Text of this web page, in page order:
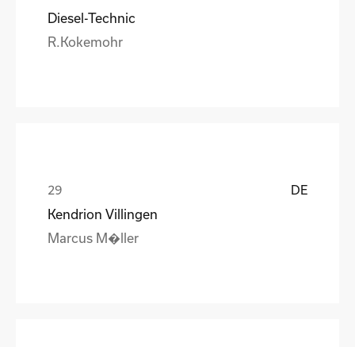
Diesel-Technic
R.Kokemohr
DE
Kendrion Villingen
Marcus M�ller